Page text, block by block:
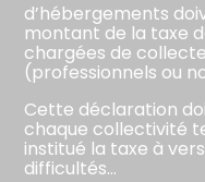
d’hébergements
montant de la taxe
chargées de
(professionnels ou
Cette déclaration
chaque collectivité
institué la taxe à
difficultés…